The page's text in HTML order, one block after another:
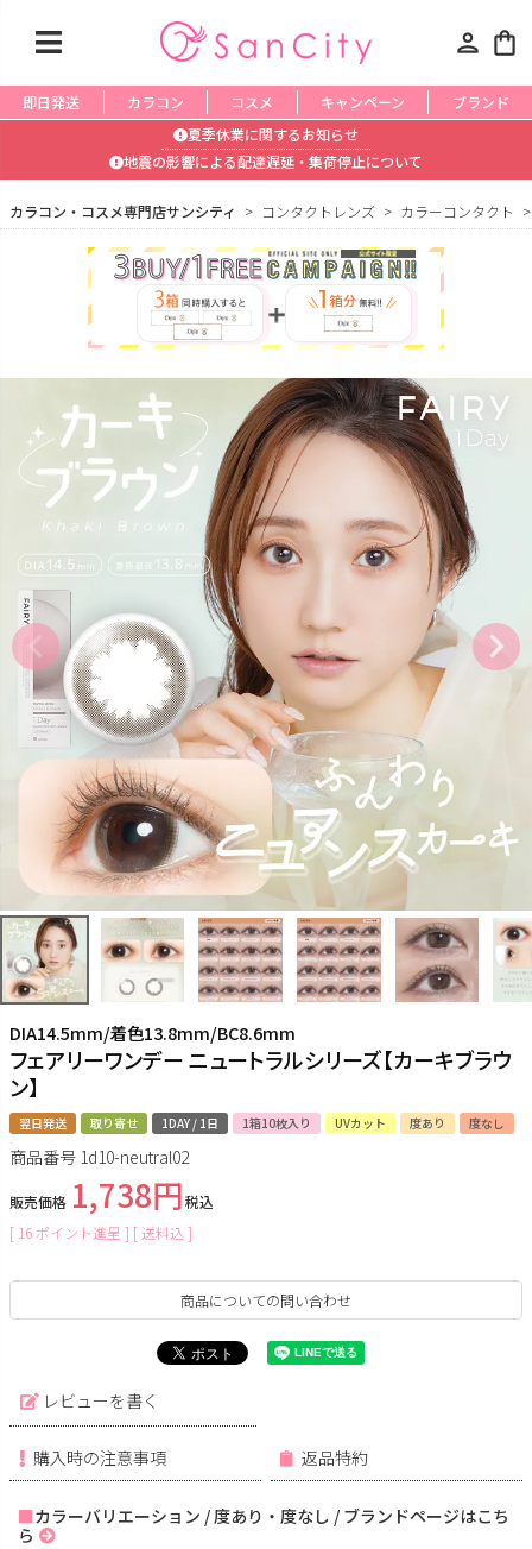
person shopping_bag
即日発送 カラコン コスメ キャンペーン
ブランド
夏季休業に関するお知らせ
地震の影響による配達遅延・集荷停止について
カラコン・コスメ専門店サンシティ コンタクトレンズ カラーコンタクト
DIA14.5mm/着色13.8mm/BC8.6mm
フェアリーワンデー ニュートラルシリーズ【カーキブラウ
ン】
翌日発送 取り寄せ 1DAY / 1日 1箱10枚入り UVカット 度あり 度なし
商品番号 1d10-neutral02
販売価格 1,738
税込
[ 16 ポイント進呈 ] 送料込
商品についての問い合わせ
レビューを書く
購入時の注意事項 返品特約
カラーバリエーション / 度あり・度なし / ブランドページはこち
ら